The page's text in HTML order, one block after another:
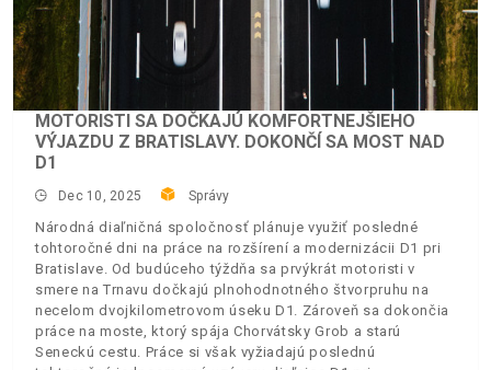
MOTORISTI SA DOČKAJÚ KOMFORTNEJŠIEHO
VÝJAZDU Z BRATISLAVY. DOKONČÍ SA MOST NAD
D1
Dec 10, 2025 Správy
Národná diaľničná spoločnosť plánuje využiť posledné
tohtoročné dni na práce na rozšírení a modernizácii D1 pri
Bratislave. Od budúceho týždňa sa prvýkrát motoristi v
smere na Trnavu dočkajú plnohodnotného štvorpruhu na
necelom dvojkilometrovom úseku D1. Zároveň sa dokončia
práce na moste, ktorý spája Chorvátsky Grob a starú
Seneckú cestu. Práce si však vyžiadajú poslednú